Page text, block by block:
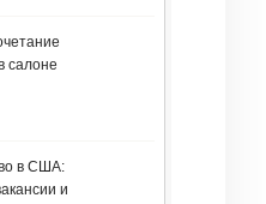
салоне
в США:
и